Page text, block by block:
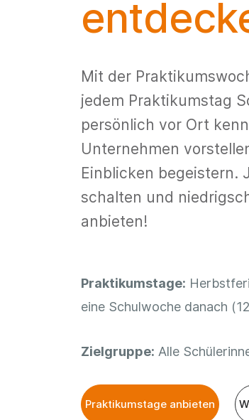
Mit der
jedem Praktikumstag
persönlich vor Ort
Unternehmen
Einblicken begeistern.
schalten und
anbieten!
Praktikumstage:
eine Schulwoche danach
Zielgruppe: Alle
Praktikumstage anbieten